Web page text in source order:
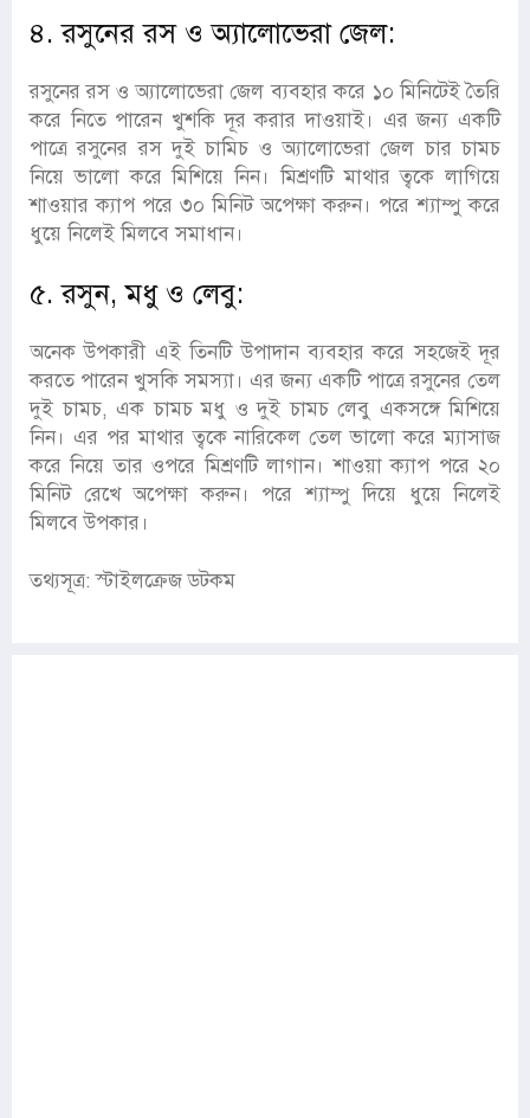
৪. রসুনের রস ও অ্যালোভেরা জেল:
রসুনের রস ও অ্যালোভেরা জেল ব্যবহার করে ১০ মিনিটেই তৈরি
করে নিতে পারেন খুশকি দূর করার দাওয়াই। এর জন্য একটি
পাত্রে রসুনের রস দুই চামিচ ও অ্যালোভেরা জেল চার চামচ
নিয়ে ভালো করে মিশিয়ে নিন। মিশ্রণটি মাথার ত্বকে লাগিয়ে
শাওয়ার ক্যাপ পরে ৩০ মিনিট অপেক্ষা করুন। পরে শ্যাম্পু করে
ধুয়ে নিলেই মিলবে সমাধান।
৫. রসুন, মধু ও লেবু:
অনেক উপকারী এই তিনটি উপাদান ব্যবহার করে সহজেই দূর
করতে পারেন খুসকি সমস্যা। এর জন্য একটি পাত্রে রসুনের তেল
দুই চামচ, এক চামচ মধু ও দুই চামচ লেবু একসঙ্গে মিশিয়ে
নিন। এর পর মাথার ত্বকে নারিকেল তেল ভালো করে ম্যাসাজ
করে নিয়ে তার ওপরে মিশ্রণটি লাগান। শাওয়া ক্যাপ পরে ২০
মিনিট রেখে অপেক্ষা করুন। পরে শ্যাম্পু দিয়ে ধুয়ে নিলেই
মিলবে উপকার।
তথ্যসূত্র: স্টাইলক্রেজ ডটকম